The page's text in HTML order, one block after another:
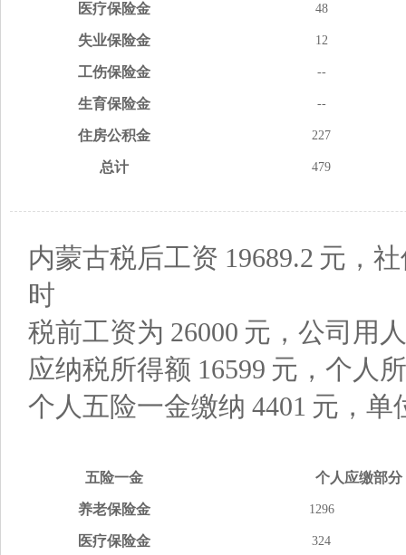
医疗保险金 48
失业保险金 12
工伤保险金 --
生育保险金 --
住房公积金 227
总计 479
内蒙古税后工资 19689.2 元，
时
税前工资为 26000 元，公司用
应纳税所得额 16599 元，个人
个人五险一金缴纳 4401 元，单
五险一金 个人应缴部分
养老保险金 1296
医疗保险金 324